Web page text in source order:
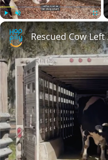
Play Unmute
Rescued Cow